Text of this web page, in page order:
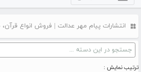
انتشارات پیام مهر عدالت | فروش انواع
ترتیب نمایش :